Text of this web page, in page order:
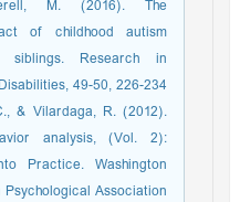
M. (2016). The
of childhood autism
siblings. Research in
49-50, 226-234.
& Vilardaga, R. (2012).
analysis, (Vol. 2):
Practice. Washington
Psychological Association.